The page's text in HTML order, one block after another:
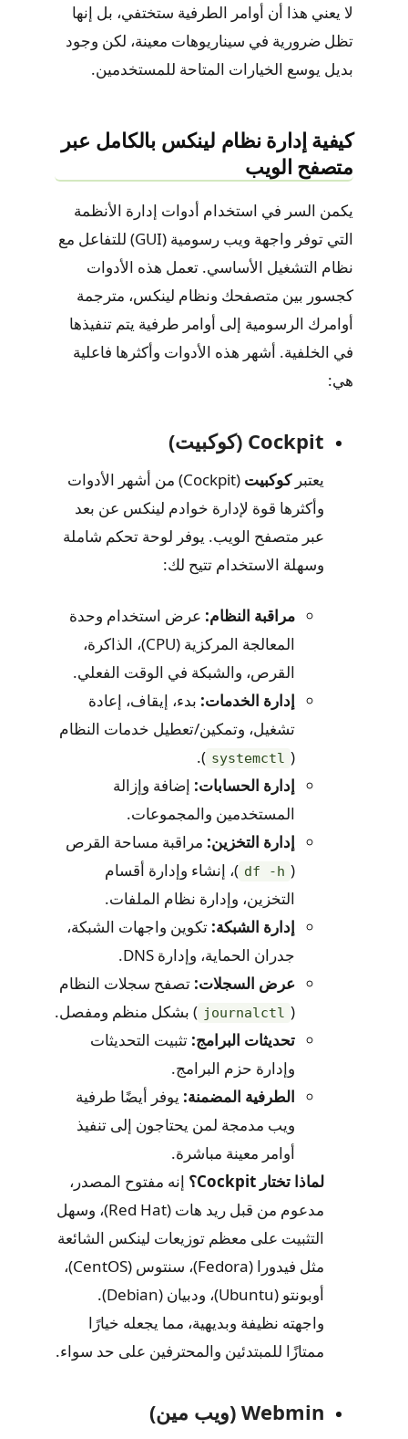
لا يعني هذا أن أوامر الطرفية ستختفي، بل إنها
تظل ضرورية في سيناريوهات معينة، لكن وجود
بديل يوسع الخيارات المتاحة للمستخدمين.
كيفية إدارة نظام لينكس بالكامل عبر
متصفح الويب
يكمن السر في استخدام أدوات إدارة الأنظمة
التي توفر واجهة ويب رسومية (GUI) للتفاعل مع
نظام التشغيل الأساسي. تعمل هذه الأدوات
كجسور بين متصفحك ونظام لينكس، مترجمة
أوامرك الرسومية إلى أوامر طرفية يتم تنفيذها
في الخلفية. أشهر هذه الأدوات وأكثرها فاعلية
هي:
Cockpit (كوكبيت)
يعتبركوكبيت
(Cockpit) من أشهر الأدوات
وأكثرها قوة لإدارة خوادم لينكس عن بعد
عبر متصفح الويب. يوفر لوحة تحكم شاملة
وسهلة الاستخدام تتيح لك:
مراقبة النظام: عرض استخدام وحدة
المعالجة المركزية (CPU)، الذاكرة،
القرص، والشبكة في الوقت الفعلي.
إدارة الخدمات: بدء، إيقاف، إعادة
تشغيل، وتمكين/تعطيل خدمات النظام
(
systemctl
).
إدارة الحسابات: إضافة وإزالة
المستخدمين والمجموعات.
إدارة التخزين: مراقبة مساحة القرص
(
df -h )، إنشاء وإدارة أقسام
التخزين، وإدارة نظام الملفات.
إدارة الشبكة: تكوين واجهات الشبكة،
جدران الحماية، وإدارة DNS.
عرض السجلات: تصفح سجلات النظام
(
journalctl ) بشكل منظم ومفصل.
تحديثات البرامج: تثبيت التحديثات
وإدارة حزم البرامج.
الطرفية المضمنة: يوفر أيضًا طرفية
ويب مدمجة لمن يحتاجون إلى تنفيذ
أوامر معينة مباشرة.
لماذا تختار Cockpit؟
إنه مفتوح المصدر،
مدعوم من قبل ريد هات (Red Hat)، وسهل
التثبيت على معظم توزيعات لينكس الشائعة
مثل فيدورا (Fedora)، سنتوس (CentOS)،
أوبونتو (Ubuntu)، ودبيان (Debian).
واجهته نظيفة وبديهية، مما يجعله خيارًا
ممتازًا للمبتدئين والمحترفين على حد سواء.
Webmin (ويب مين)